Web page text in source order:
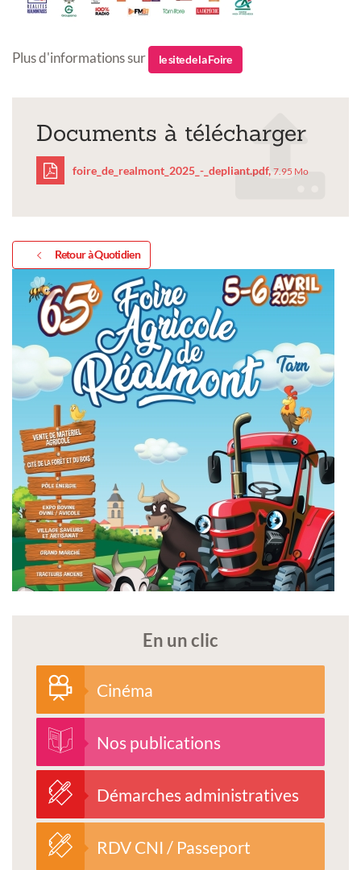
Plus d'informations sur le site de la Foire
Documents à télécharger
_depliant.pdf
foire_de_realmont_2025_-_depliant.pdf, 7.95 Mo
Retour à Quotidien
En un clic
Cinéma
Nos publications
Démarches administratives
RDV CNI / Passeport